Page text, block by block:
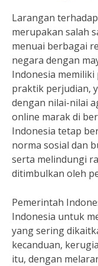
Larangan
merupakan salah
menuai berbagai
negara dengan
Indonesia
praktik perjudian,
dengan nilai-nilai
online marak di
Indonesia tetap
norma sosial dan
serta melindungi
ditimbulkan oleh
Pemerintah
Indonesia untuk
yang sering
kecanduan,
itu, dengan